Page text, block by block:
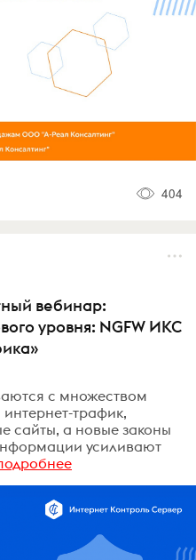
404
вебинар:
уровня: NGFW ИКС
с множеством
трафик,
сайты, а новые законы
усиливают